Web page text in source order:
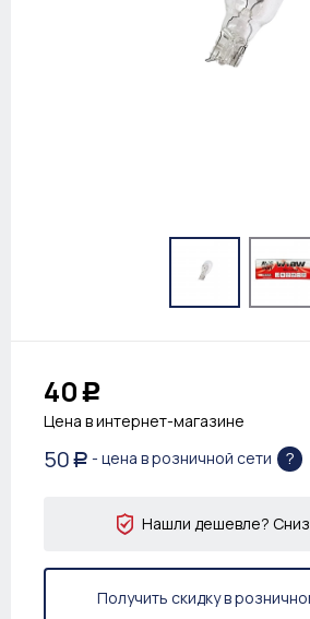
40 Р
Цена в интернет-магазине
50 Р - цена в розничной сети ?
Нашли дешевле?
Получить скидку в